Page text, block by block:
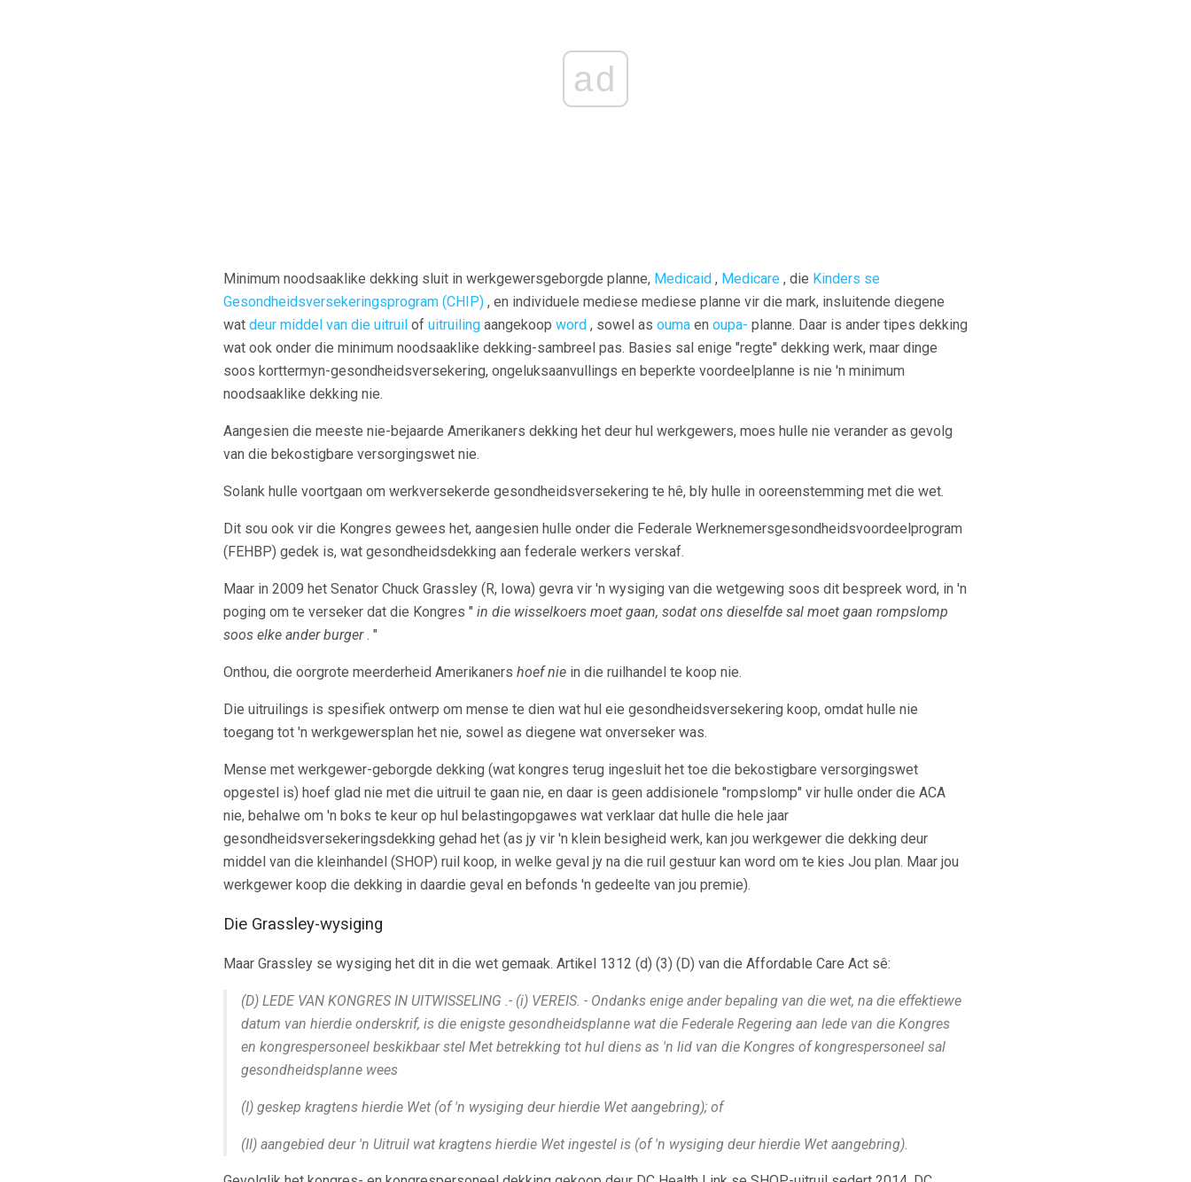
ad
Minimum noodsaaklike dekking sluit in werkgewersgeborgde planne, Medicaid , Medicare , die Kinders se
Gesondheidsversekeringsprogram (CHIP) , en individuele mediese mediese planne vir die mark, insluitende diegene
wat deur middel van die uitruil of uitruiling aangekoop word , sowel as ouma en oupa- planne. Daar is ander tipes dekking
wat ook onder die minimum noodsaaklike dekking-sambreel pas. Basies sal enige "regte" dekking werk, maar dinge
soos korttermyn-gesondheidsversekering, ongeluksaanvullings en beperkte voordeelplanne is nie 'n minimum
noodsaaklike dekking nie.
Aangesien die meeste nie-bejaarde Amerikaners dekking het deur hul werkgewers, moes hulle nie verander as gevolg
van die bekostigbare versorgingswet nie.
Solank hulle voortgaan om werkversekerde gesondheidsversekering te hê, bly hulle in ooreenstemming met die wet.
Dit sou ook vir die Kongres gewees het, aangesien hulle onder die Federale Werknemersgesondheidsvoordeelprogram
(FEHBP) gedek is, wat gesondheidsdekking aan federale werkers verskaf.
Maar in 2009 het Senator Chuck Grassley (R, Iowa) gevra vir 'n wysiging van die wetgewing soos dit bespreek word, in 'n
poging om te verseker dat die Kongres " in die wisselkoers moet gaan, sodat ons dieselfde sal moet gaan rompslomp
soos elke ander burger. "
Onthou, die oorgrote meerderheid Amerikaners hoef nie in die ruilhandel te koop nie.
Die uitruilings is spesifiek ontwerp om mense te dien wat hul eie gesondheidsversekering koop, omdat hulle nie
toegang tot 'n werkgewersplan het nie, sowel as diegene wat onverseker was.
Mense met werkgewer-geborgde dekking (wat kongres terug ingesluit het toe die bekostigbare versorgingswet
opgestel is) hoef glad nie met die uitruil te gaan nie, en daar is geen addisionele "rompslomp" vir hulle onder die ACA
nie, behalwe om 'n boks te keur op hul belastingopgawes wat verklaar dat hulle die hele jaar
gesondheidsversekeringsdekking gehad het (as jy vir 'n klein besigheid werk, kan jou werkgewer die dekking deur
middel van die kleinhandel (SHOP) ruil koop, in welke geval jy na die ruil gestuur kan word om te kies Jou plan. Maar jou
werkgewer koop die dekking in daardie geval en befonds 'n gedeelte van jou premie).
Die Grassley-wysiging
Maar Grassley se wysiging het dit in die wet gemaak. Artikel 1312 (d) (3) (D) van die Affordable Care Act sê:
(D) LEDE VAN KONGRES IN UITWISSELING .- (i) VEREIS. - Ondanks enige ander bepaling van die wet, na die effektiewe
datum van hierdie onderskrif, is die enigste gesondheidsplanne wat die Federale Regering aan lede van die Kongres
en kongrespersoneel beskikbaar stel Met betrekking tot hul diens as 'n lid van die Kongres of kongrespersoneel sal
gesondheidsplanne wees
(I) geskep kragtens hierdie Wet (of 'n wysiging deur hierdie Wet aangebring); of
(II) aangebied deur 'n Uitruil wat kragtens hierdie Wet ingestel is (of 'n wysiging deur hierdie Wet aangebring).